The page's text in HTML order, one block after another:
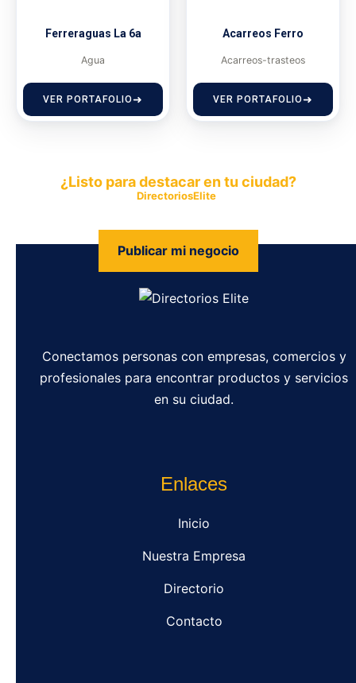
Ferreraguas La 6a
Agua
VER PORTAFOLIO
Acarreos Ferro
Acarreos-trasteos
VER PORTAFOLIO
¿Listo para destacar en tu ciudad?
DirectoriosElite
Publicar mi negocio
Conectamos personas con empresas, comercios y
profesionales para encontrar productos y servicios
en su ciudad.
Enlaces
Inicio
Nuestra Empresa
Directorio
Contacto